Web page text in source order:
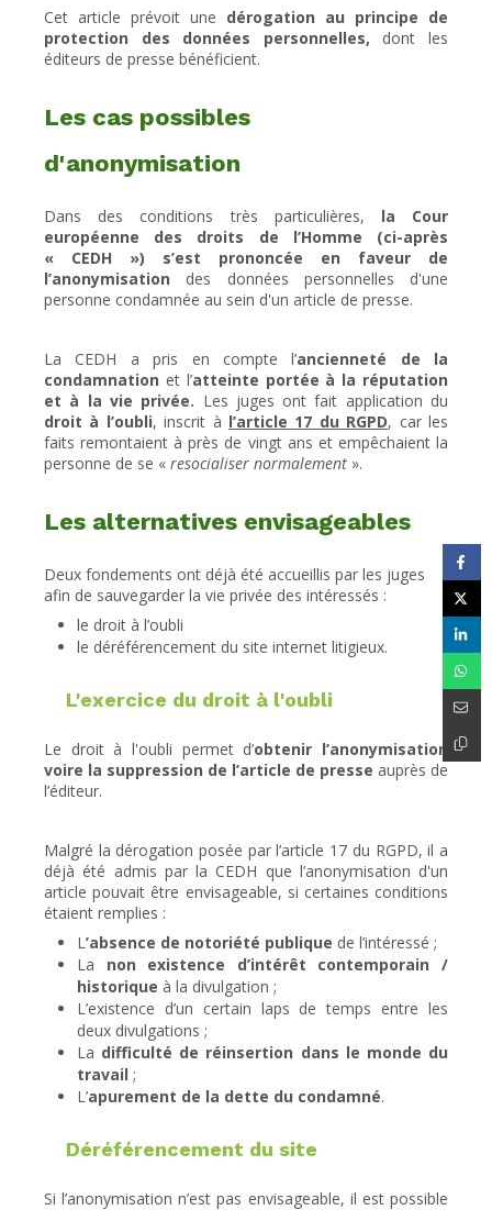
Cet article prévoit une dérogation au principe de
protection des données personnelles, dont les
éditeurs de presse bénéficient.
Les cas possibles
d'anonymisation
Dans des conditions très particulières, la Cour
européenne des droits de l’Homme (ci-après
« CEDH ») s’est prononcée en faveur de
l’anonymisation des données personnelles d'une
personne condamnée au sein d'un article de presse.
La CEDH a pris en compte l’ancienneté de la
condamnation et l’atteinte portée à la réputation
et à la vie privée. Les juges ont fait application du
droit à l’oubli, inscrit à l’article 17 du RGPD, car les
faits remontaient à près de vingt ans et empêchaient la
personne de se « resocialiser normalement ».
Les alternatives envisageables
Deux fondements ont déjà été accueillis par les juges
afin de sauvegarder la vie privée des intéressés :
le droit à l’oubli
le déréférencement du site internet litigieux.
L'exercice du droit à l'oubli
Le droit à l'oubli permet d’obtenir l’anonymisation
voire la suppression de l’article de presse auprès de
l’éditeur.
Malgré la dérogation posée par l’article 17 du RGPD, il a
déjà été admis par la CEDH que l’anonymisation d'un
article pouvait être envisageable, si certaines conditions
étaient remplies :
L’absence de notoriété publique de l’intéressé ;
La non existence d’intérêt contemporain /
historique à la divulgation ;
L’existence d’un certain laps de temps entre les
deux divulgations ;
La difficulté de réinsertion dans le monde du
travail ;
L’apurement de la dette du condamné.
Déréférencement du site
Si l’anonymisation n’est pas envisageable, il est possible